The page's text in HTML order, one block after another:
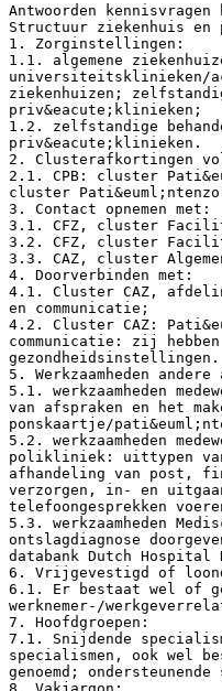
Antwoorden kennisvragen
Structuur ziekenhuis
1. Zorginstellingen:
1.1. algemene
universiteitsklinieken/
ziekenhuizen;
priv&eacute;klinieken;
1.2. zelfstandige
priv&eacute;klinieken.
2. Clusterafkortingen
2.1. CPB: cluster
cluster
3. Contact opnemen met:
3.1. CFZ, cluster
3.2. CFZ, cluster
3.3. CAZ, cluster
4. Doorverbinden met:
4.1. Cluster CAZ,
en communicatie;
4.2. Cluster CAZ:
communicatie: zij
gezondheidsinstellingen.
5. Werkzaamheden
5.1. werkzaamheden
van afspraken en het
ponskaartje/
5.2. werkzaamheden
polikliniek: uittypen van
afhandeling van post,
verzorgen, in- en
telefoongesprekken
5.3. werkzaamheden
ontslagdiagnose
databank Dutch Hospital
6. Vrijgevestigd of
6.1. Er bestaat wel of
werknemer-/
7. Hoofdgroepen:
7.1. Snijdende
specialismen, ook wel
genoemd;